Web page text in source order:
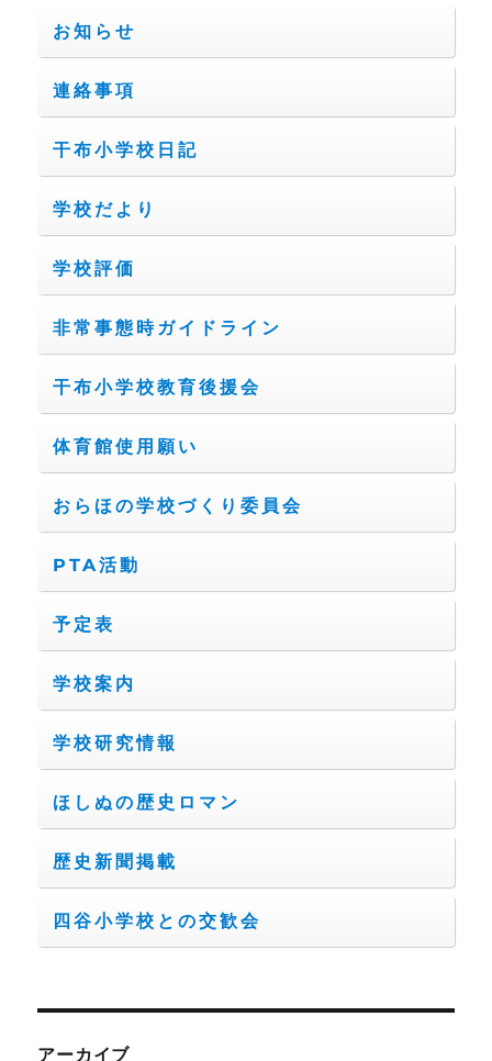
お知らせ
連絡事項
干布小学校日記
学校だより
学校評価
非常事態時ガイドライン
干布小学校教育後援会
体育館使用願い
おらほの学校づくり委員会
PTA活動
予定表
学校案内
学校研究情報
ほしぬの歴史ロマン
歴史新聞掲載
四谷小学校との交歓会
アーカイブ